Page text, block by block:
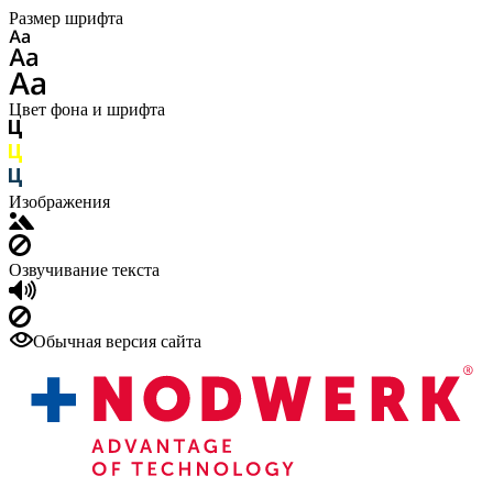
Размер шрифта
Цвет фона и шрифта
Изображения
Озвучивание текста
Обычная версия сайта